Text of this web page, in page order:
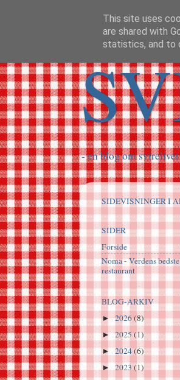
- en blog om
SIDEVISNINGER I
SIDER
Forside
Noma - Verdens bedste
restaurant
BLOG-ARKIV
►2026(8)
►2025(1)
► 2024(6)
► 2023(1)
This site uses
are shared with
statistics, and to